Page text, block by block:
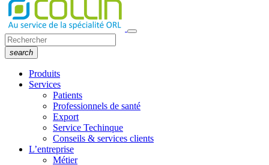
search
Produits
Services
Patients
Professionnels de santé
Export
Service Techinque
Conseils & services clients
L’entreprise
Métier